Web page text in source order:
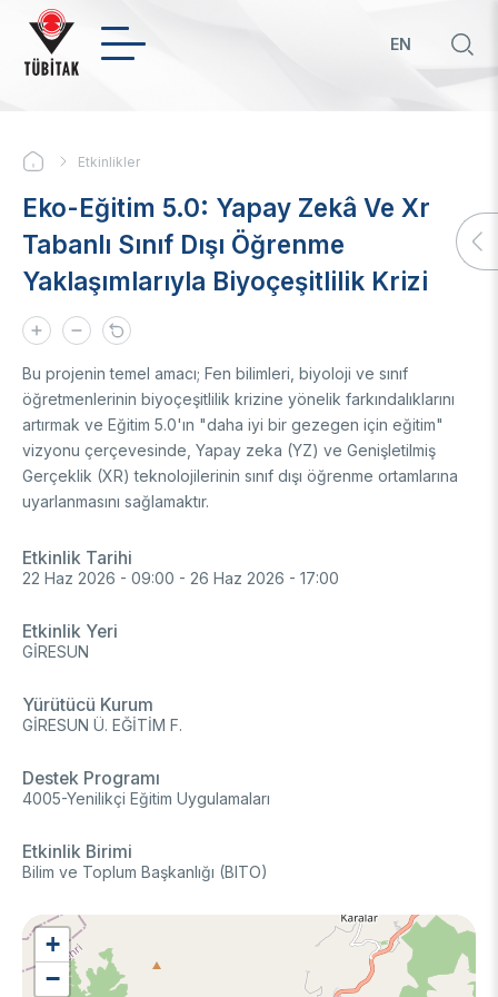
içeriğe
EN
Hakkımızda
Biz Kimiz
Yönetim Kurulu
Başkan
Mevzuat
Strateji Belgeleri
Sayılarla TÜBİTAK
Hizmet Envanterleri
Kurumsal Kimlik
Politikalar
Öncelikli Ar-Ge ve Yenilik Konuları
Öncelikli ve Kilit Teknolojilerde TYH'ler
Üniversitelerin Alan Bazlı Yetkinlik Analizi
Teknoloji Hazırlık Seviyesi (THS) Belirleme
BTY İstatistikleri
BTY Kılavuzları
BTYK (Mülga)
Uluslararası
İkili Proje Destekleri
Çerçeve Programları
Teknoloji Transfer Ofisi
Hakkımızda
Ödüller
Geçmiş Yıllarda Ödül Alanlar
Yapay Zekâ
Yapay Zekâ Politikası
Akademik
Uluslararası Programlar
Sanayi
Uluslararası Programlar
Ulusal Programlar
Etkinlik Düzenleme
Etkinliklere Katılım
Uluslararası Destekler
Uluslararası İş Birlikleri
İkili İş Birliği Programları
Çok Taraflı Programlar
BURSLAR
Lisans / Önlisans
Mentorluk Desteği Programı
Burs Programları
Lisansüstü
Sayfa
yolu
Etkinlikler
Eko-Eğitim 5.0: Yapay Zekâ Ve Xr
Tabanlı Sınıf Dışı Öğrenme
Yaklaşımlarıyla Biyoçeşitlilik Krizi
Bu projenin temel amacı; Fen bilimleri, biyoloji ve sınıf
öğretmenlerinin biyoçeşitlilik krizine yönelik farkındalıklarını
artırmak ve Eğitim 5.0'ın "daha iyi bir gezegen için eğitim"
vizyonu çerçevesinde, Yapay zeka (YZ) ve Genişletilmiş
Gerçeklik (XR) teknolojilerinin sınıf dışı öğrenme ortamlarına
uyarlanmasını sağlamaktır.
Etkinlik Tarihi
22 Haz 2026 - 09:00 - 26 Haz 2026 - 17:00
Etkinlik Yeri
GİRESUN
Yürütücü Kurum
GİRESUN Ü. EĞİTİM F.
Destek Programı
4005-Yenilikçi Eğitim Uygulamaları
Etkinlik Birimi
Bilim ve Toplum Başkanlığı (BITO)
+
−